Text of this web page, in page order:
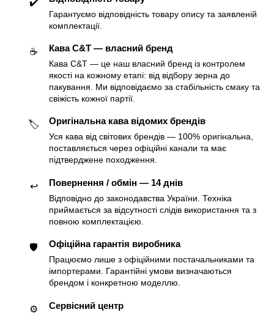
Гарантуємо відповідність товару опису та заявленій
комплектації.
☕️ Кава C&T — власний бренд
Кава C&T — це наш власний бренд із контролем
якості на кожному етапі: від відбору зерна до
пакування. Ми відповідаємо за стабільність смаку та
свіжість кожної партії.
🏷 Оригінальна кава відомих брендів
Уся кава від світових брендів — 100% оригінальна,
поставляється через офіційні канали та має
підтверджене походження.
↩️ Повернення / обмін — 14 днів
Відповідно до законодавства України. Техніка
приймається за відсутності слідів використання та з
повною комплектацією.
🛡 Офіційна гарантія виробника
Працюємо лише з офіційними постачальниками та
імпортерами. Гарантійні умови визначаються
брендом і конкретною моделлю.
⚙️ Сервісний центр